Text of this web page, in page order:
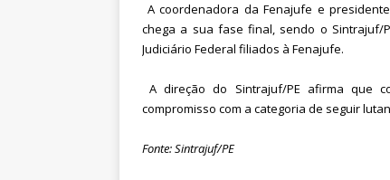
A coordenadora da Fenajufe e
chega a sua fase final, sendo o Sintrajuf/
Judiciário Federal filiados à Fenajufe.
A direção do Sintrajuf/PE afirma que
compromisso com a categoria de seguir
Fonte: Sintrajuf/PE